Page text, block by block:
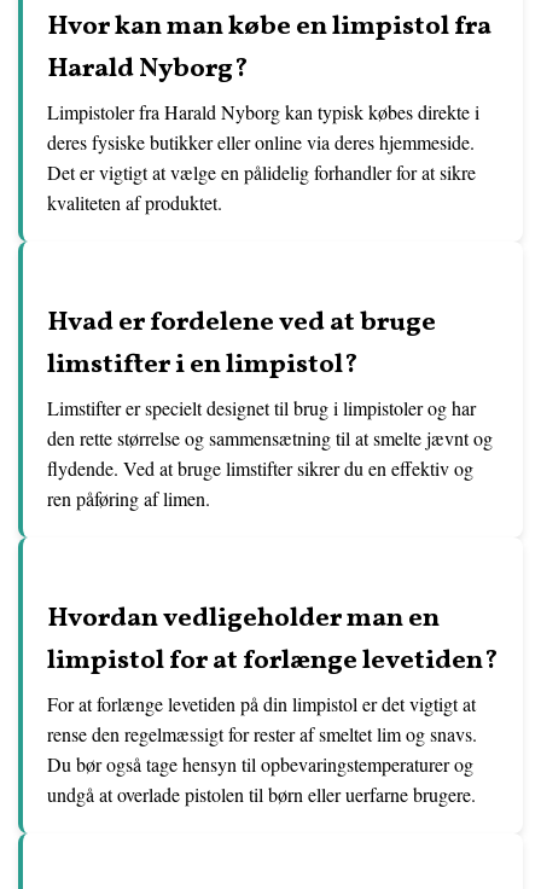
Hvor kan man købe en limpistol fra
Harald Nyborg?
Limpistoler fra Harald Nyborg kan typisk købes direkte i
deres fysiske butikker eller online via deres hjemmeside.
Det er vigtigt at vælge en pålidelig forhandler for at sikre
kvaliteten af produktet.
Hvad er fordelene ved at bruge
limstifter i en limpistol?
Limstifter er specielt designet til brug i limpistoler og har
den rette størrelse og sammensætning til at smelte jævnt og
flydende. Ved at bruge limstifter sikrer du en effektiv og
ren påføring af limen.
Hvordan vedligeholder man en
limpistol for at forlænge levetiden?
For at forlænge levetiden på din limpistol er det vigtigt at
rense den regelmæssigt for rester af smeltet lim og snavs.
Du bør også tage hensyn til opbevaringstemperaturer og
undgå at overlade pistolen til børn eller uerfarne brugere.